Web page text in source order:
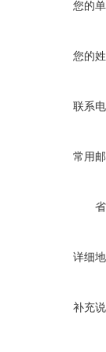
您的
您的
联系
常用
详细
补充